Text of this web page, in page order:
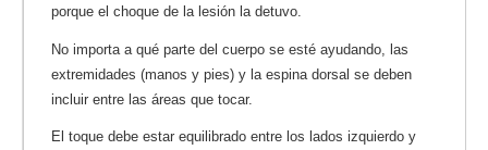
porque el choque de la lesión la detuvo.
No importa a qué parte del cuerpo se esté ayudando, las
extremidades (manos y pies) y la espina dorsal se deben
incluir entre las áreas que tocar.
El toque debe estar equilibrado entre los lados izquierdo y